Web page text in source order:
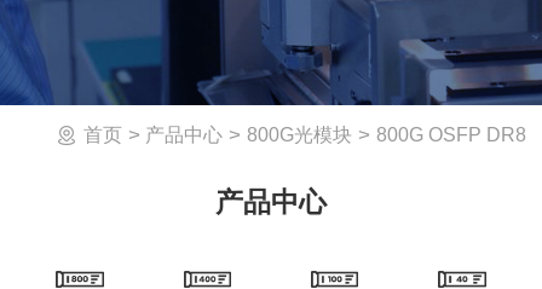
首页 > 产品中心 > 800G光模块 > 800G OSFP DR8
产品中心